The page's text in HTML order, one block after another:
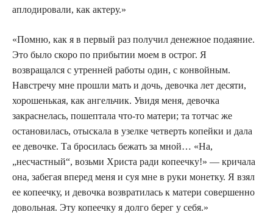
аплодировали, как актеру.»
«Помню, как я в первый раз получил денежное подаяние.
Это было скоро по прибытии моем в острог. Я
возвращался с утренней работы один, с конвойным.
Навстречу мне прошли мать и дочь, девочка лет десяти,
хорошенькая, как ангельчик. Увидя меня, девочка
закраснелась, пошептала что-то матери; та тотчас же
остановилась, отыскала в узелке четверть копейки и дала
ее девочке. Та бросилась бежать за мной… «На,
„несчастный“, возьми Христа ради копеечку!» — кричала
она, забегая вперед меня и суя мне в руки монетку. Я взял
ее копеечку, и девочка возвратилась к матери совершенно
довольная. Эту копеечку я долго берег у себя.»